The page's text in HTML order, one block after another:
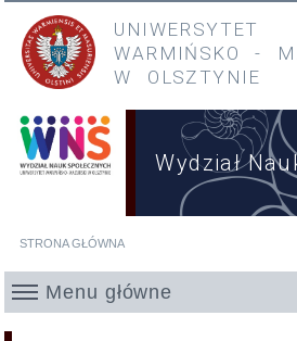
Przejdź do treści
Przejdź do menu głównego
UNIWERSYTET
WARMIŃSKO
-
W OLSZTYNIE
Wydział
STRONA GŁÓWNA
Menu główne